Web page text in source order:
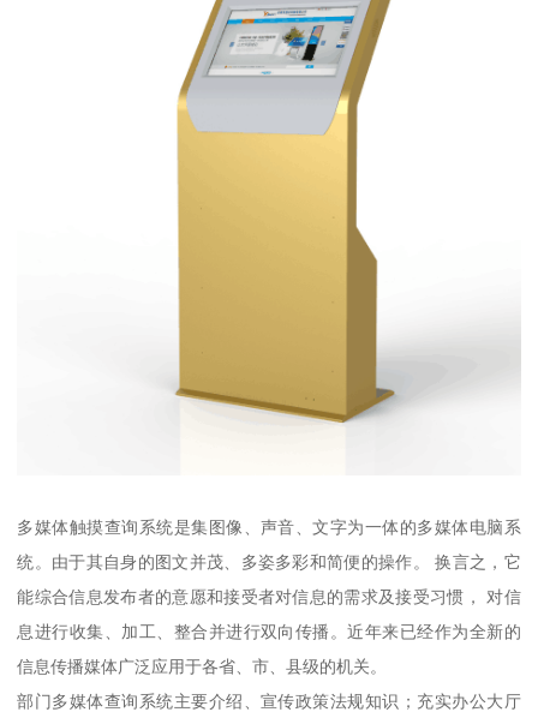
多媒体触摸查询系统是集图像、声音、文字为一体的多媒体电脑系
统。由于其自身的图文并茂、多姿多彩和简便的操作。 换言之，它
能综合信息发布者的意愿和接受者对信息的需求及接受习惯， 对信
息进行收集、加工、整合并进行双向传播。近年来已经作为全新的
信息传播媒体广泛应用于各省、市、县级的机关。
部门多媒体查询系统主要介绍、宣传政策法规知识；充实办公大厅